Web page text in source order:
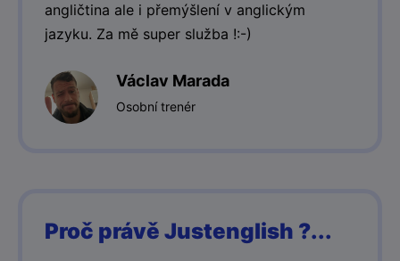
angličtina ale i přemýšlení v anglickým
jazyku. Za mě super služba !:-)
Václav Marada
Osobní trenér
Proč právě Justenglish ?...